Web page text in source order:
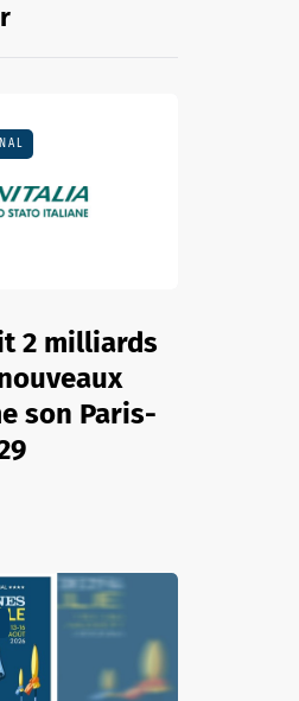
2 milliards
son Paris-